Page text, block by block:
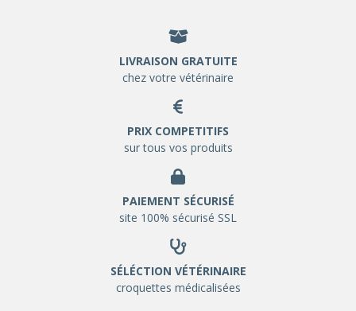
LIVRAISON GRATUITE
chez votre vétérinaire
PRIX COMPETITIFS
sur tous vos produits
PAIEMENT SÉCURISÉ
site 100% sécurisé SSL
SÉLÉCTION VÉTÉRINAIRE
croquettes médicalisées